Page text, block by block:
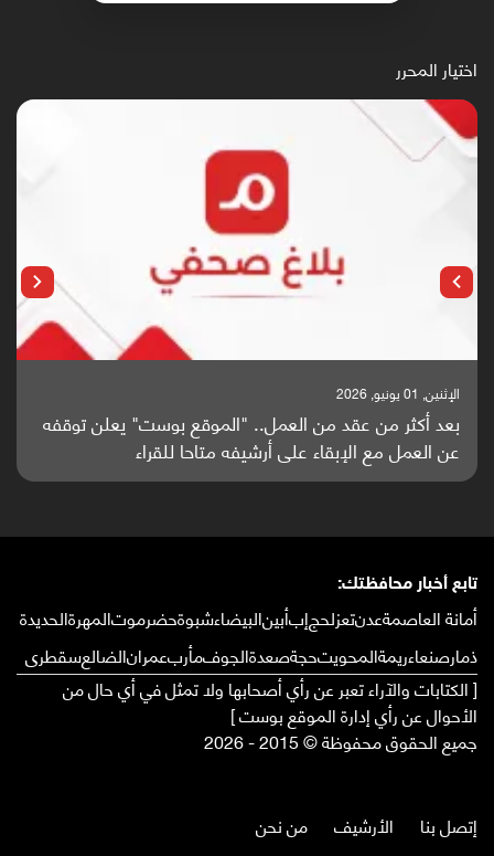
اختيار المحرر
الإثنين, 01 يونيو, 2026
بعد أكثر من عقد من العمل.. "الموقع بوست" يعلن توقفه
عن العمل مع الإبقاء على أرشيفه متاحا للقراء
تابع أخبار محافظتك:
أمانة العاصمةعدنتعزلحجإبأبينالبيضاءشبوةحضرموتالمهرةالحديدة
ذمارصنعاءريمةالمحويتحجةصعدةالجوفمأربعمرانالضالعسقطرى
[ الكتابات والآراء تعبر عن رأي أصحابها ولا تمثل في أي حال من
الأحوال عن رأي إدارة الموقع بوست ]
جميع الحقوق محفوظة © 2015 - 2026
إتصل بنا الأرشيف من نحن